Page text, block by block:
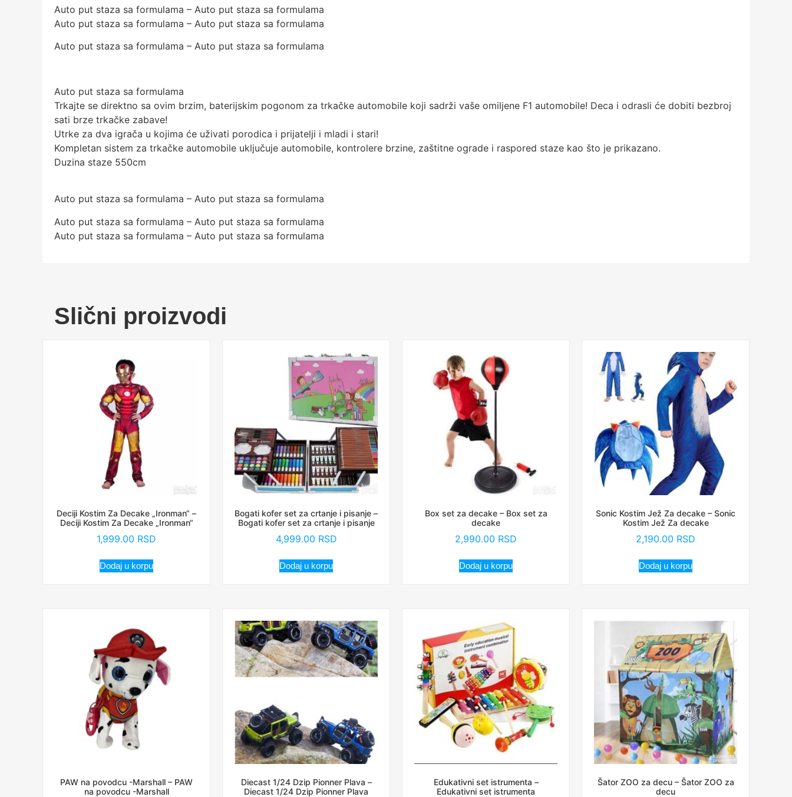
Auto put staza sa formulama – Auto put staza sa formulama
Auto put staza sa formulama – Auto put staza sa formulama
Auto put staza sa formulama – Auto put staza sa formulama
Auto put staza sa formulama
Trkajte se direktno sa ovim brzim, baterijskim pogonom za trkačke automobile koji sadrži vaše omiljene F1 automobile! Deca i odrasli će dobiti bezbroj
sati brze trkačke zabave!
Utrke za dva igrača u kojima će uživati porodica i prijatelji i mladi i stari!
Kompletan sistem za trkačke automobile uključuje automobile, kontrolere brzine, zaštitne ograde i raspored staze kao što je prikazano.
Duzina staze 550cm
Auto put staza sa formulama – Auto put staza sa formulama
Auto put staza sa formulama – Auto put staza sa formulama
Auto put staza sa formulama – Auto put staza sa formulama
Slični proizvodi
Deciji Kostim Za Decake „Ironman“ –
Deciji Kostim Za Decake „Ironman“
1,999.00 RSD
Dodaj u korpu
Bogati kofer set za crtanje i pisanje –
Bogati kofer set za crtanje i pisanje
4,999.00 RSD
Dodaj u korpu
Box set za decake – Box set za
decake
2,990.00 RSD
Dodaj u korpu
Sonic Kostim Jež Za decake – Sonic
Kostim Jež Za decake
2,190.00 RSD
Dodaj u korpu
PAW na povodcu -Marshall – PAW
na povodcu -Marshall
Diecast 1/24 Dzip Pionner Plava –
Diecast 1/24 Dzip Pionner Plava
Edukativni set istrumenta –
Edukativni set istrumenta
Šator ZOO za decu – Šator ZOO za
decu